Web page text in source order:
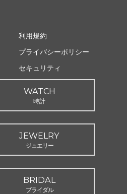
利用規約
プライバシーポリシー
セキュリティ
WATCH
時計
JEWELRY
ジュエリー
BRIDAL
ブライダル